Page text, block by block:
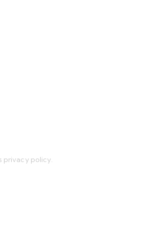
privacy policy